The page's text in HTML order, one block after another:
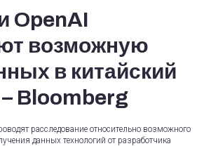
OpenAI
возможную
в китайский
Bloomberg
расследование относительно возможного
данных технологий от разработчика